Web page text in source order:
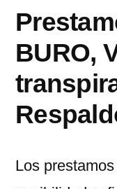
BURO,
Los